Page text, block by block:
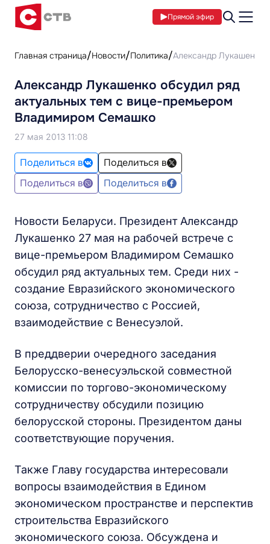
Прямой эфир
Главная страница Новости Политика Александр Лукашенко
Александр Лукашенко обсудил ряд
актуальных тем с вице-премьером
Владимиром Семашко
27 мая 2013 11:08
Поделиться в
Поделиться в
Поделиться в
Поделиться в
Новости Беларуси. Президент Александр
Лукашенко 27 мая на рабочей встрече с
вице-премьером Владимиром Семашко
обсудил ряд актуальных тем. Среди них -
создание Евразийского экономического
союза, сотрудничество с Россией,
взаимодействие с Венесуэлой.
В преддверии очередного заседания
Белорусско-венесуэльской совместной
комиссии по торгово-экономическому
сотрудничеству обсудили позицию
белорусской стороны. Президентом даны
соответствующие поручения.
Также Главу государства интересовали
вопросы взаимодействия в Едином
экономическом пространстве и перспектив
строительства Евразийского
экономического союза. Обсуждена и